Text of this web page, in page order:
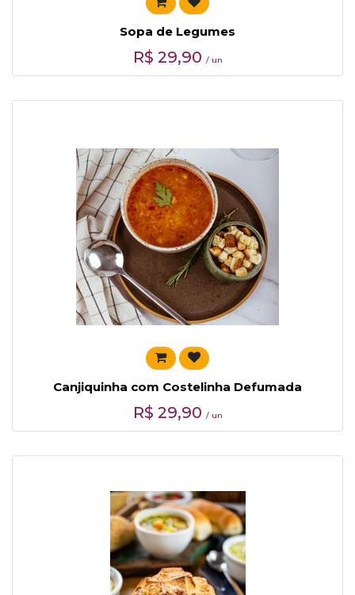
Sopa de Legumes
R$ 29,90 / un
Canjiquinha com Costelinha Defumada
R$ 29,90 / un